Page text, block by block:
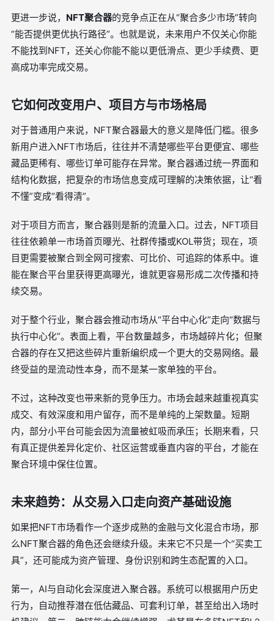
更进一步说， NFT聚合器的竞争点正在从“聚合多少市场”转向
“能否提供更优执行路径”。也就是说，未来用户不仅关心你能
不能找到NFT，还关心你能不能以更低滑点、更少手续费、更
高成功率完成交易。
它如何改变用户、项目方与市场格局
对于普通用户来说，NFT聚合器最大的意义是降低门槛。很多
新用户进入NFT市场后，往往并不清楚哪些平台更便宜、哪些
藏品更稀有、哪些订单可能存在异常。聚合器通过统一界面和
结构化数据，把复杂的市场信息变成可理解的决策依据，让“看
不懂”变成“看得清”。
对于项目方而言，聚合器则是新的流量入口。过去，NFT项目
往往依赖单一市场首页曝光、社群传播或KOL带货；现在，项
目更需要被聚合到全网可搜索、可比价、可追踪的体系中。谁
能在聚合平台里获得更高曝光，谁就更容易形成二次传播和持
续交易。
对于整个行业，聚合器会推动市场从“平台中心化”走向“数据与
执行中心化”。表面上看，平台数量越多，市场越碎片化；但聚
合器的存在又把这些碎片重新编织成一个更大的交易网络。最
终受益的是流动性本身，而不是某一家单独的平台。
不过，这种改变也带来新的竞争压力。市场会越来越重视真实
成交、有效深度和用户留存，而不是单纯的上架数量。短期
内，部分小平台可能会因为流量被虹吸而承压；长期来看，只
有真正提供差异化定价、社区运营或垂直内容的平台，才能在
聚合环境中保住位置。
未来趋势：从交易入口走向资产基础设施
如果把NFT市场看作一个逐步成熟的金融与文化混合市场，那
么NFT聚合器的角色还会继续升级。未来它不只是一个“买卖工
具”，还可能成为资产管理、身份识别和跨生态配置的入口。
第一，AI与自动化会深度进入聚合器。系统可以根据用户历史
行为，自动推荐潜在低估藏品、可套利订单，甚至给出入场时